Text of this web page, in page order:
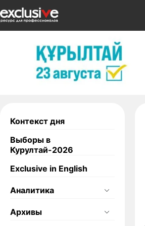
Контекст дня
Выборы в
Курултай-2026
Exclusive in English
Аналитика
Архивы